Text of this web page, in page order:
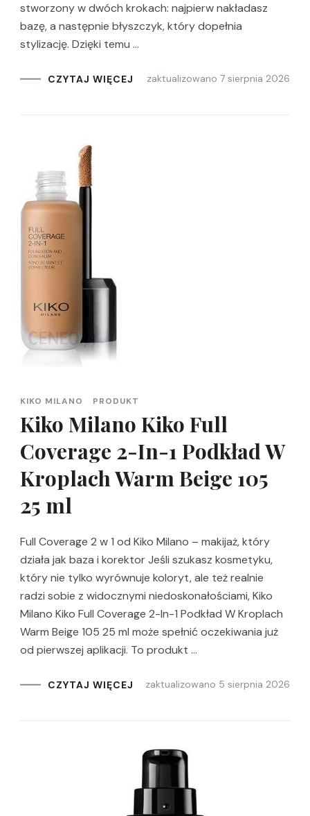
stworzony w dwóch krokach: najpierw nakładasz
bazę, a następnie błyszczyk, który dopełnia
stylizację. Dzięki temu …
CZYTAJ WIĘCEJ zaktualizowano 7 sierpnia 2026
KIKO MILANO PRODUKT
Kiko Milano Kiko Full
Coverage 2-In-1 Podkład W
Kroplach Warm Beige 105
25 ml
Full Coverage 2 w 1 od Kiko Milano – makijaż, który
działa jak baza i korektor Jeśli szukasz kosmetyku,
który nie tylko wyrównuje koloryt, ale też realnie
radzi sobie z widocznymi niedoskonałościami, Kiko
Milano Kiko Full Coverage 2-In-1 Podkład W Kroplach
Warm Beige 105 25 ml może spełnić oczekiwania już
od pierwszej aplikacji. To produkt …
CZYTAJ WIĘCEJ zaktualizowano 5 sierpnia 2026